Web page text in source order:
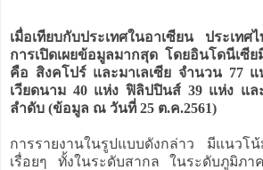
เมื่อเทียบกับประเทศในอาเซียน ประเทศ
การเปิดเผยข้อมูลมากสุด โดยอินโดนีเซี
คือ สิงคโปร์ และมาเลเซีย จำนวน 77 แ
เวียดนาม 40 แห่ง ฟิลิปปินส์ 39 แห่ง แ
ลำดับ (ข้อมูล ณ วันที่ 25 ต.ค.2561)
การรายงานในรูปแบบดังกล่าว มีแนวโ
เรื่อยๆ ทั้งในระดับสากล ในระดับภูมิภา